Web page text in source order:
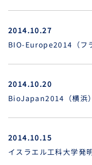
2014.10.27
BIO-Europe2014（フ
2014.10.20
BioJapan2014（横浜
2014.10.15
イスラエル工科大学発